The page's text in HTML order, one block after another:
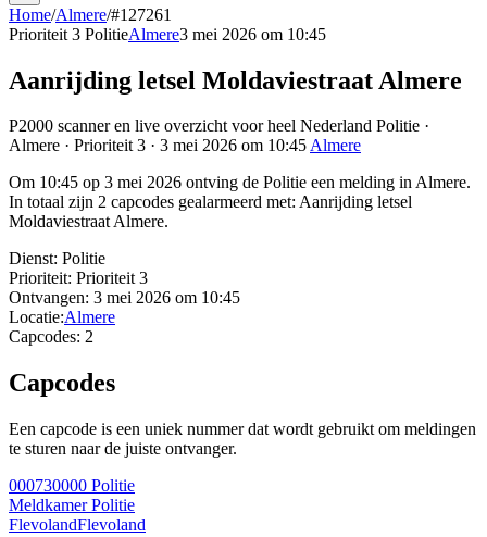
Home/Almere/#127261
Prioriteit 3 PolitieAlmere3 mei 2026 om 10:45
Aanrijding letsel Moldaviestraat Almere
P2000 scanner en live overzicht voor heel Nederland Politie ·
Almere · Prioriteit 3 · 3 mei 2026 om 10:45Almere
Om 10:45 op 3 mei 2026 ontving de Politie een melding in Almere.
In totaal zijn 2 capcodes gealarmeerd met: Aanrijding letsel
Moldaviestraat Almere.
Dienst: Politie
Prioriteit: Prioriteit 3
Ontvangen: 3 mei 2026 om 10:45
Locatie:Almere
Capcodes: 2
Capcodes
Een capcode is een uniek nummer dat wordt gebruikt om meldingen
te sturen naar de juiste ontvanger.
000730000 Politie
Meldkamer Politie
FlevolandFlevoland